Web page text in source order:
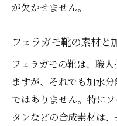
季節ごとに適
加水分解防止
湿気が敵！加水分
加水分解を防
フェラガモ靴
が欠かせません。
フェラガモ靴の素材と
フェラガモの靴は、職
ますが、それでも加水
ではありません。特に
タンなどの合成素材は